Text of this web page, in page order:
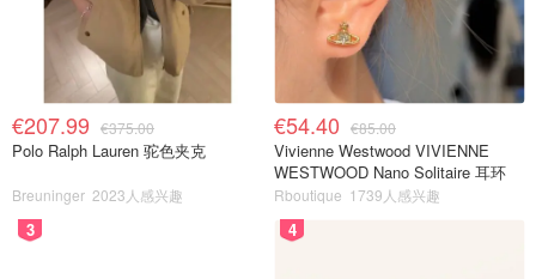
€207.99 €375.00
Polo Ralph Lauren 驼色夹克
Breuninger 2023人感兴趣
€54.40 €85.00
Vivienne Westwood VIVIENNE
WESTWOOD Nano Solitaire 耳环
Rboutique 1739人感兴趣
3 4